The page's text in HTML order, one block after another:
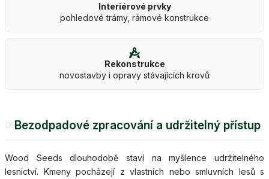
Interiérové prvky
pohledové trámy, rámové konstrukce
Rekonstrukce
novostavby i opravy stávajících krovů
06Bezodpadové zpracování a udržitelný přístup
Wood Seeds dlouhodobě staví na myšlence udržitelného
lesnictví. Kmeny pocházejí z vlastních nebo smluvních lesů s